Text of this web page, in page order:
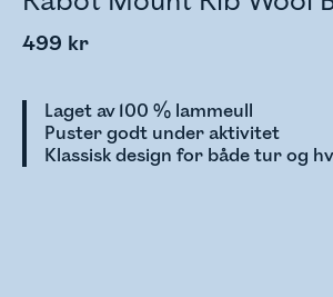
499 kr
Laget av 100 % lammeull
Puster godt under aktivitet
Klassisk design for både tur og